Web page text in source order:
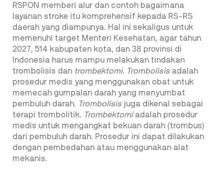
RSPON memberi alur dan contoh bagaimana
layanan stroke itu komprehensif kepada RS-RS
daerah yang diampunya. Hal ini sekaligus untuk
memenuhi target Menteri Kesehatan, agar tahun
2027, 514 kabupaten kota, dan 38 provinsi di
Indonesia harus mampu melakukan tindakan
trombolisis dan trombektomi. Trombolisis adalah
prosedur medis yang menggunakan obat untuk
memecah gumpalan darah yang menyumbat
pembuluh darah. Trombolisis juga dikenal sebagai
terapi trombolitik. Trombektomiadalah prosedur
medis untuk mengangkat bekuan darah (trombus)
dari pembuluh darah. Prosedur ini dapat dilakukan
dengan pembedahan atau menggunakan alat
mekanis.